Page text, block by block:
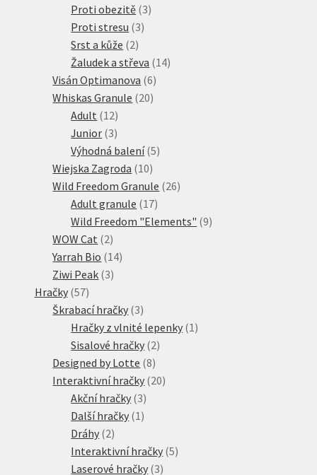
Proti obezitě 33
Proti stresu 33
Srst a kůže 22
produkty
Žaludek a střeva 1414
Visán Optimanova 66
produktů
Whiskas Granule 2020
Adult 1212
produktů
Junior 33
produkty
Výhodná balení 55
Wiejska Zagroda 1010
produktů
Wild Freedom Granule 2626
Adult granule 1717
produktů
Wild Freedom "Elements" 99
WOW Cat 22
produkty
Yarrah Bio 1414
Ziwi Peak 33
Hračky 5757
produktů
Škrabací hračky 33
produkty
Hračky z vlnité lepenky 1 1
Sisalové hračky 22
Designed by Lotte 88
produktů
Interaktivní hračky 2020
Akční hračky 33
produkty
Další hračky 1 1
Dráhy 22
produkty
Interaktivní hračky 55
Laserové hračky 33